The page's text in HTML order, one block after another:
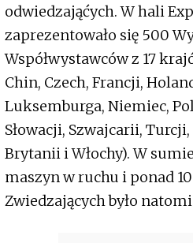
odwiedzająćych. W hali
zaprezentowało się 500
Współwystawców z 17
Chin, Czech, Francji,
Luksemburga, Niemiec,
Słowacji, Szwajcarii,
Brytanii i Włochy). W
maszyn w ruchu i ponad
Zwiedzających było